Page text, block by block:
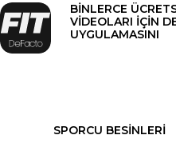
BİNLERCE
VİDEOLARI İÇİN
UYGULAMASINI
SPORCU BESİNLERİ